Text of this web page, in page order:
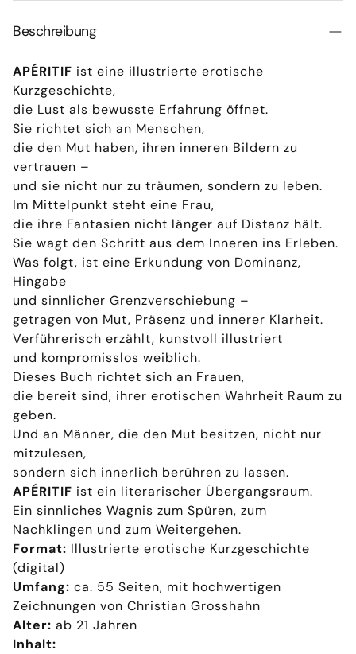
Beschreibung
APÉRITIF ist eine illustrierte erotische
Kurzgeschichte,
die Lust als bewusste Erfahrung öffnet.
Sie richtet sich an Menschen,
die den Mut haben, ihren inneren Bildern zu
vertrauen –
und sie nicht nur zu träumen, sondern zu leben.
Im Mittelpunkt steht eine Frau,
die ihre Fantasien nicht länger auf Distanz hält.
Sie wagt den Schritt aus dem Inneren ins Erleben.
Was folgt, ist eine Erkundung von Dominanz,
Hingabe
und sinnlicher Grenzverschiebung –
getragen von Mut, Präsenz und innerer Klarheit.
Verführerisch erzählt, kunstvoll illustriert
und kompromisslos weiblich.
Dieses Buch richtet sich an Frauen,
die bereit sind, ihrer erotischen Wahrheit Raum zu
geben.
Und an Männer, die den Mut besitzen, nicht nur
mitzulesen,
sondern sich innerlich berühren zu lassen.
APÉRITIF ist ein literarischer Übergangsraum.
Ein sinnliches Wagnis zum Spüren, zum
Nachklingen und zum Weitergehen.
Format: Illustrierte erotische Kurzgeschichte
(digital)
Umfang: ca. 55 Seiten, mit hochwertigen
Zeichnungen von Christian Grosshahn
Alter: ab 21 Jahren
Inhalt: